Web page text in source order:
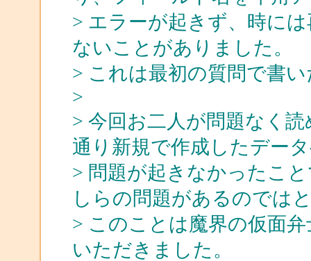
> エラーが起きず、時に
ないことがありました。
> これは最初の質問で書
>
> 今回お二人が問題なく
通り新規で作成したデー
> 問題が起きなかったこ
しらの問題があるのでは
> このことは魔界の仮面
いただきました。